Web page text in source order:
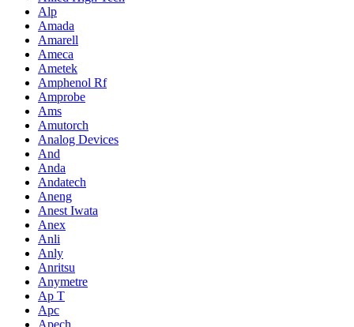
Alp
Amada
Amarell
Ameca
Ametek
Amphenol Rf
Amprobe
Ams
Amutorch
Analog Devices
And
Anda
Andatech
Aneng
Anest Iwata
Anex
Anli
Anly
Anritsu
Anymetre
Ap T
Apc
Apech